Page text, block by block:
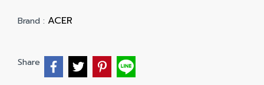
Brand : ACER
Share